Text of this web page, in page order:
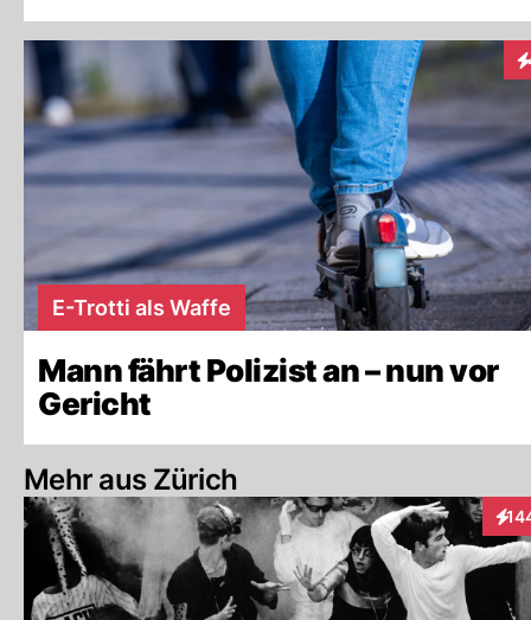
E-Trotti als Waffe
Mann fährt Polizist an – nun vor
Gericht
Mehr aus Zürich